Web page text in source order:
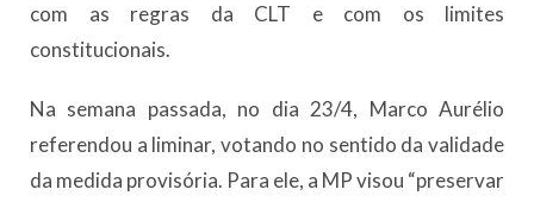
com as regras da CLT e com os limites
constitucionais.
Na semana passada, no dia 23/4, Marco Aurélio
referendou a liminar, votando no sentido da validade
da medida provisória. Para ele, a MP visou “preservar